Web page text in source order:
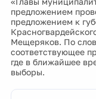
предложением
предложением к
Мещеряков. По
соответствующее
где в ближайшее
выборы.